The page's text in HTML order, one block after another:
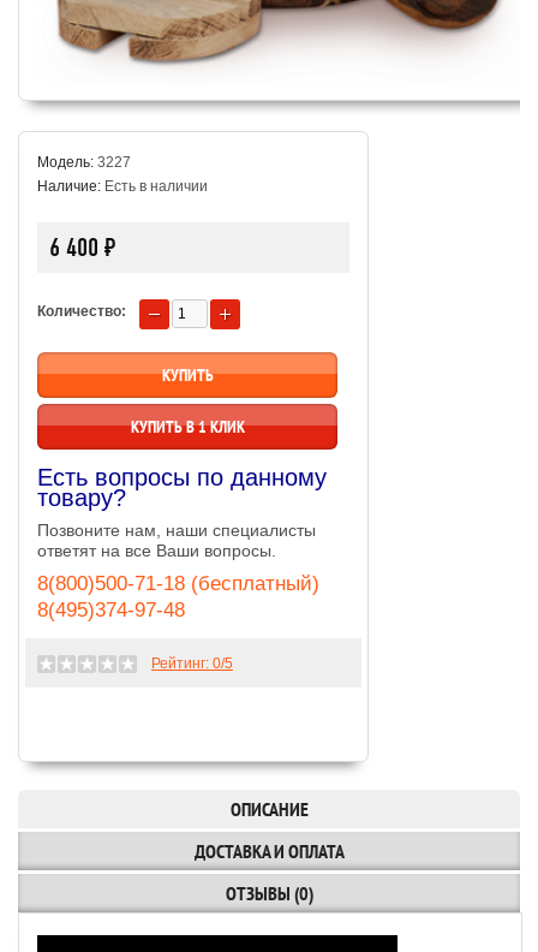
Модель: 3227
Наличие: Есть в наличии
6 400 ₽
Количество:
КУПИТЬ В 1 КЛИК
Есть вопросы по данному
товару?
Позвоните нам, наши специалисты
ответят на все Ваши вопросы.
8(800)500-71-18 (бесплатный)
8(495)374-97-48
Рейтинг: 0/5
ОПИСАНИЕ
ДОСТАВКА И ОПЛАТА
ОТЗЫВЫ (0)